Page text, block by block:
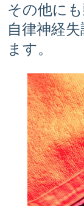
その他に
自律神経
ます。